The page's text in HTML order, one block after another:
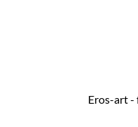
eros-art - ferowoman desodorante